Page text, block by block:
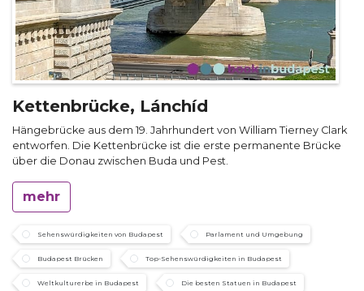
Kettenbrücke, Lánchíd
Hängebrücke aus dem 19. Jahrhundert von William Tierney Clark
entworfen. Die Kettenbrücke ist die erste permanente Brücke
über die Donau zwischen Buda und Pest.
mehr
Sehenswürdigkeiten von Budapest Parlament und Umgebung
Budapest Brücken Top-Sehenswürdigkeiten in Budapest
Weltkulturerbe in Budapest Die besten Statuen in Budapest